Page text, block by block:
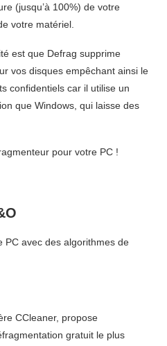
(jusqu’à 100%) de votre
votre matériel.
est que Defrag supprime
vos disques empêchant ainsi le
confidentiels car il utilise un
que Windows, qui laisse des
pour votre PC !
PC avec des algorithmes de
CCleaner, propose
gratuit le plus